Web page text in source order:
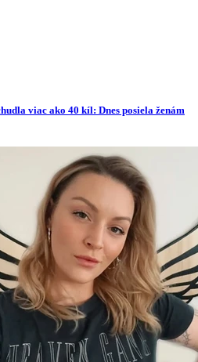
viac ako 40 kíl: Dnes posiela ženám